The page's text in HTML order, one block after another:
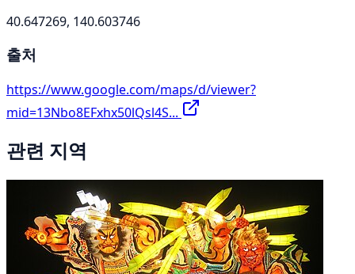
40.647269, 140.603746
출처
https://www.google.com/maps/d/viewer?
mid=13Nbo8EFxhx50lQsl4S...
관련 지역